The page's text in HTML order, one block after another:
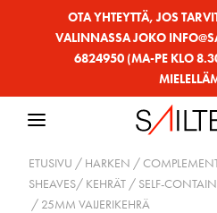
OTA YHTEYTTÄ, JOS
VALINNASSA JOKO
6824950 (MA-PE KLO
ETUSIVU / HARKEN /
SHEAVES/ KEHRÄT / SELF-
/ 25MM VAIJERIKEHRÄ